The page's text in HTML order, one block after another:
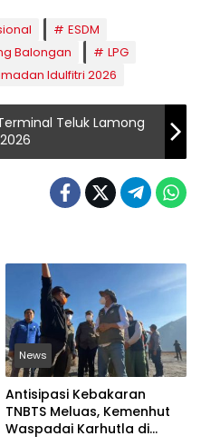
ESDM
Balongan
LPG
Idulfitri 2026
Teluk Lamong
News
Antisipasi Kebakaran
TNBTS Meluas, Kemenhut
Waspadai Karhutla di